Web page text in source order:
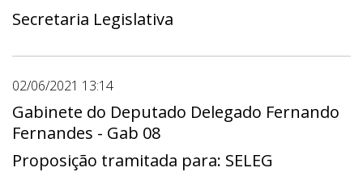
Secretaria Legislativa
02/06/2021 13:14
Gabinete do Deputado Delegado Fernando
Fernandes - Gab 08
Proposição tramitada para: SELEG